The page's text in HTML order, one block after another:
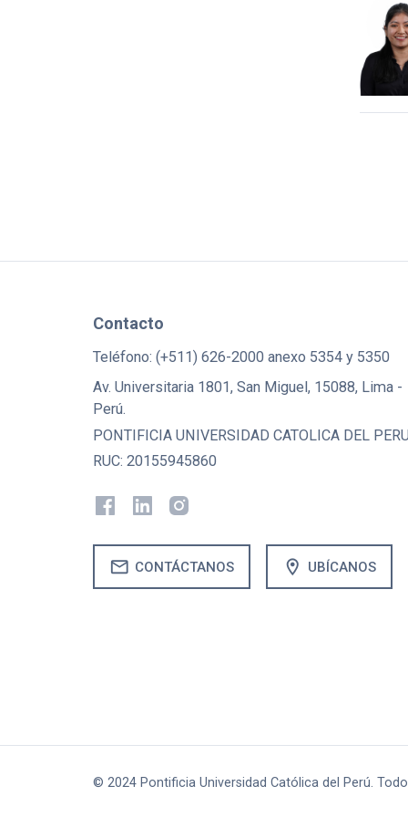
Contacto
Teléfono: (+511) 626-2000 anexo 5354 y 5350
Av. Universitaria 1801, San Miguel, 15088, Lima -
Perú.
PONTIFICIA UNIVERSIDAD CATOLICA DEL
RUC: 20155945860
mail CONTÁCTANOS location_on UBÍCANOS
© 2024 Pontificia Universidad Católica del Perú.